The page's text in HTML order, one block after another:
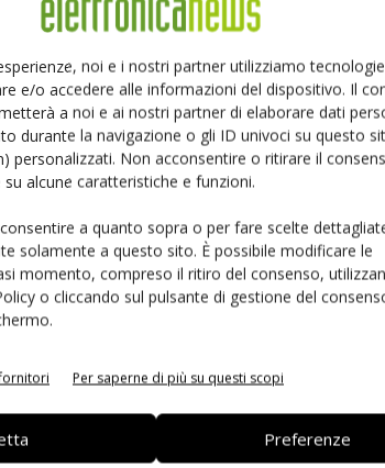
noi e i nostri partner utilizziamo
e/o accedere alle informazioni del dispositivo. Il
a noi e ai nostri partner di elaborare dati
durante la navigazione o gli ID univoci su questo
personalizzati. Non acconsentire o ritirare il
alcune caratteristiche e funzioni.
a quanto sopra o per fare scelte
solamente a questo sito. È possibile modificare le
momento, compreso il ritiro del consenso,
o cliccando sul pulsante di gestione del
Per saperne di più su questi scopi
Preferenze
lancia il sito Internet cinese
di Elettronica- 12 Marzo 2018
di Elettronica